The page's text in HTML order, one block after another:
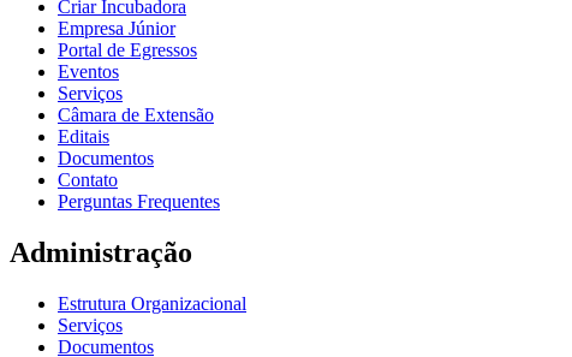
Criar Incubadora
Empresa Júnior
Portal de Egressos
Eventos
Serviços
Câmara de Extensão
Editais
Documentos
Contato
Perguntas Frequentes
Administração
Estrutura Organizacional
Serviços
Documentos